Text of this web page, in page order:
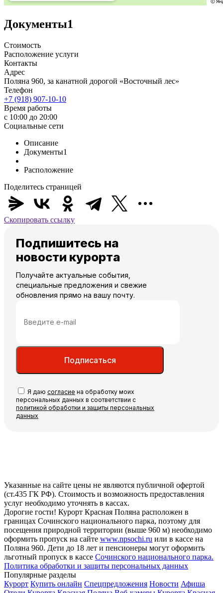
Документы1
Стоимость
Расположение услуги
Контакты
Адрес
Поляна 960, за канатной дорогой «Восточный лес»
Телефон
+7 (918) 907-10-10
Время работы
с 10:00 до 20:00
Социальные сети
Описание
Документы1
Расположение
Поделитесь страницей
Скопировать ссылку
Подпишитесь на
новости курорта
Получайте актуальные события,
специальные предложения и свежие
обновления прямо на вашу почту.
Подписаться
Я даю согласие на обработку моих
персональных данных в соответствии с
политикой обработки и защиты персональных
данных
Указанные на сайте цены не являются публичной офертой
(ст.435 ГК РФ). Стоимость и возможность предоставления
услуг необходимо уточнять в кассах.
Дорогие гости! Курорт Красная Поляна расположен в
границах Сочинского национального парка, поэтому для
посещения природной территории (выше 960 м) необходимо
оформить пропуск на сайте www.npsochi.ru или в кассе на
Поляна 960. Дети до 18 лет и пенсионеры могут оформить
льготный пропуск в кассе Сочинского национального парка.
Политика обработки и защиты персональных данных
Популярные разделы
Курорт Купить онлайн Спецпредложения Новости Афиша